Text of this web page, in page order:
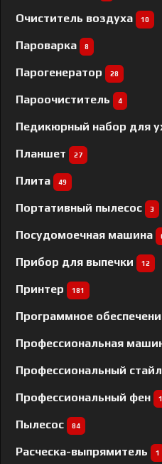
Очиститель воздуха 10
Пароварка 8
Парогенератор 28
Пароочиститель 4
Педикюрный набор для
Планшет 27
Плита 49
Портативный пылесос 3
Посудомоечная машина
Прибор для выпечки 12
Принтер 181
Программное
Профессиональная
Профессиональный
Профессиональный фен 1
Пылесос 84
Расческа-выпрямитель 1